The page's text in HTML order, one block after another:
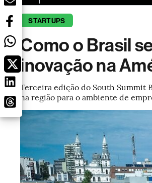
STARTUPS
Como o Brasil
inovação na
Terceira edição do South Summit
na região para o ambiente de